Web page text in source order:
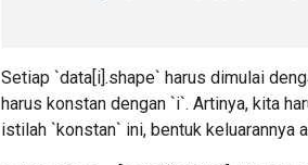
Setiap `data[i].shape` harus dimulai
harus konstan dengan `i`. Artinya, kita
istilah `konstan` ini, bentuk keluarannya